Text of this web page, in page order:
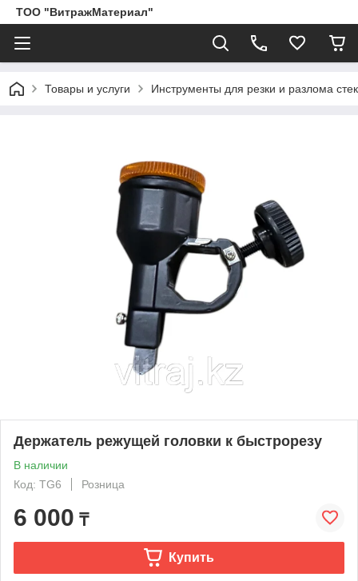
ТОО "ВитражМатериал"
Товары и услуги Инструменты для резки и разлома
Держатель режущей головки к быстрорезу
В наличии
Код: TG6
Розница
6 000 ₸
Купить